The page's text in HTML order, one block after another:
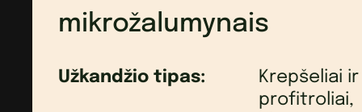
mikrožalumynais
Užkandžio tipas:
Krepšeliai ir
profitroliai,